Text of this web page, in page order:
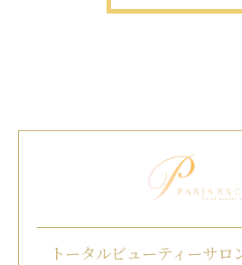
トータルビューティーサ